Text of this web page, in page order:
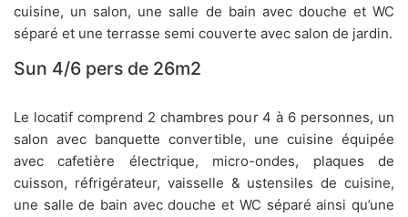
cuisine, un salon, une salle de bain avec douche et WC
séparé et une terrasse semi couverte avec salon de jardin.
Sun 4/6 pers de 26m2
Le locatif comprend 2 chambres pour 4 à 6 personnes, un
salon avec banquette convertible, une cuisine équipée
avec cafetière électrique, micro-ondes, plaques de
cuisson, réfrigérateur, vaisselle & ustensiles de cuisine,
une salle de bain avec douche et WC séparé ainsi qu’une